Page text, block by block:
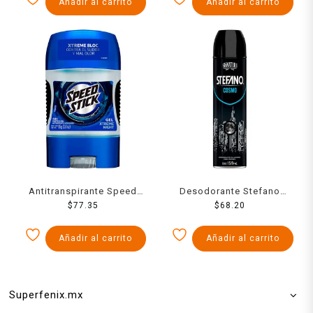
Añadir al carrito Añadir al carrito
Antitranspirante Speed
Stick 24/7 xtreme night en
$77.35
Añadir al carrito
Desodorante Stefano
cosmo en aerosol para
$68.20
Añadir al carrito
Superfenix.mx